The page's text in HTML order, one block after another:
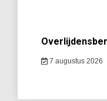
7 augustus 2026